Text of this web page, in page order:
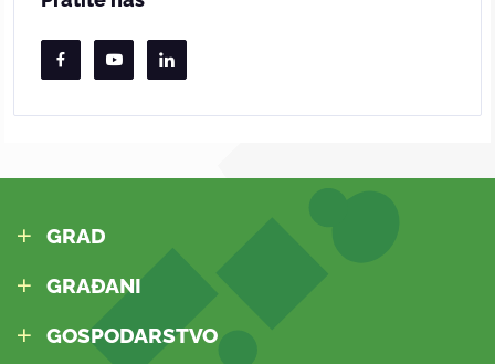
GRAD
GRAĐANI
GOSPODARSTVO